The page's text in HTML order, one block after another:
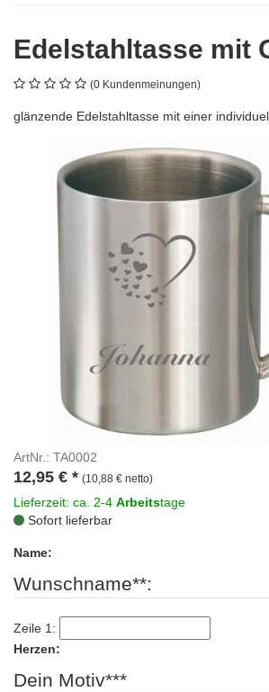
Edelstahltasse mit
(0 Kundenmeinungen)
glänzende Edelstahltasse mit einer
ArtNr.: TA0002
12,95 € * (10,88 € netto)
Lieferzeit: ca. 2-4 Arbeitstage
Sofort lieferbar
Name:
Wunschname**:
Zeile 1:
Herzen:
Dein Motiv***